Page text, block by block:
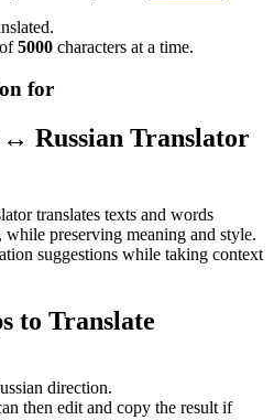
5000 characters at a time.
for
Russian Translator
translates texts and words
while preserving meaning and style.
suggestions while taking context
to Translate
direction.
then edit and copy the result if